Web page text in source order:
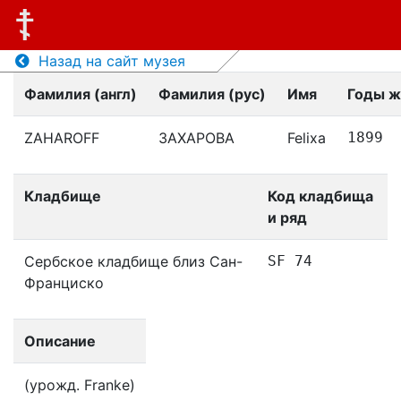
Назад на сайт музея
Фамилия (англ)
Фамилия (рус) Имя Годы
ZAHAROFF ЗАХАРОВА Felixa 1899
Кладбище
Код кладбища
и ряд
Сербское кладбище близ Сан-
Франциско
SF 74
Описание
(урожд. Franke)